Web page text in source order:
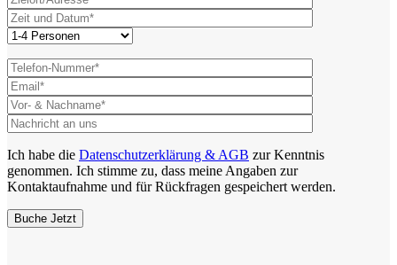
Ich habe die Datenschutzerklärung & AGB zur Kenntnis
genommen. Ich stimme zu, dass meine Angaben zur
Kontaktaufnahme und für Rückfragen gespeichert werden.